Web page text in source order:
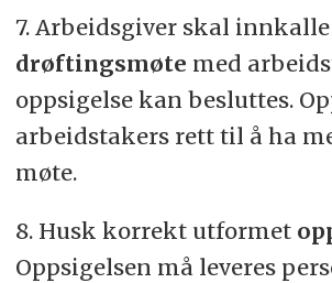
7. Arbeidsgiver skal
drøftingsmøte med
oppsigelse kan besluttes.
arbeidstakers rett til å ha
møte.
8. Husk korrekt utformet
Oppsigelsen må leveres